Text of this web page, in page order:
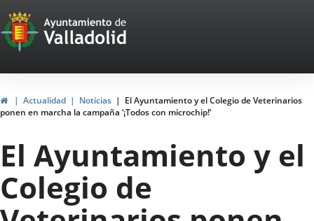
Portal
Web
del
Ayuntamiento
de
Valladolid
InicioActualidad Noticias
El Ayuntamiento y el Colegio de Veterinarios
ponen en marcha la campaña ‘¡Todos con microchip!’
El Ayuntamiento y el
Colegio de